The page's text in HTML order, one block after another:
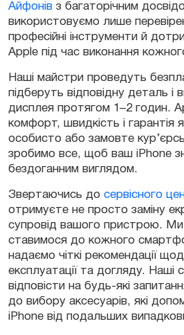
Айфонів з багаторічним
використовуємо лише
професійні інструменти й
Apple під час виконання
Наші майстри проведуть
підберуть відповідну деталь і
дисплея протягом 1–2 годин.
комфорт, швидкість і гарантія
особисто або замовте
зробимо все, щоб ваш iPhone
бездоганним виглядом.
Звертаючись до сервісного
отримуєте не просто заміну
супровід вашого пристрою.
ставимося до кожного
надаємо чіткі рекомендації
експлуатації та догляду. Наші
відповісти на будь-які
до вибору аксесуарів, які
iPhone від подальших